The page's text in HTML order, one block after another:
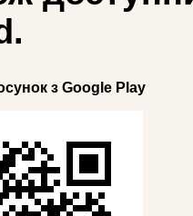
з Google Play